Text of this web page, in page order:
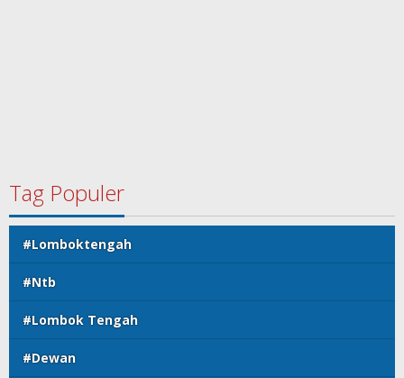
Tag Populer
#Lomboktengah
#Ntb
#Lombok Tengah
#Dewan